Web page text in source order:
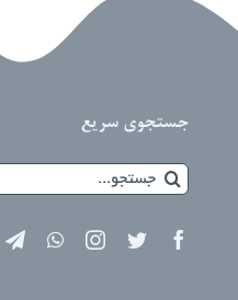
جستجوی سریع
جستجو